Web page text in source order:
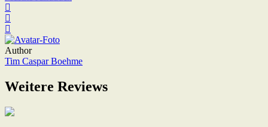
Author
Tim Caspar Boehme
Weitere Reviews